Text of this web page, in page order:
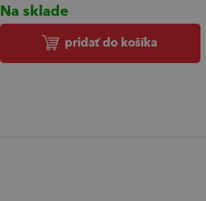
Na sklade
pridať do košíka